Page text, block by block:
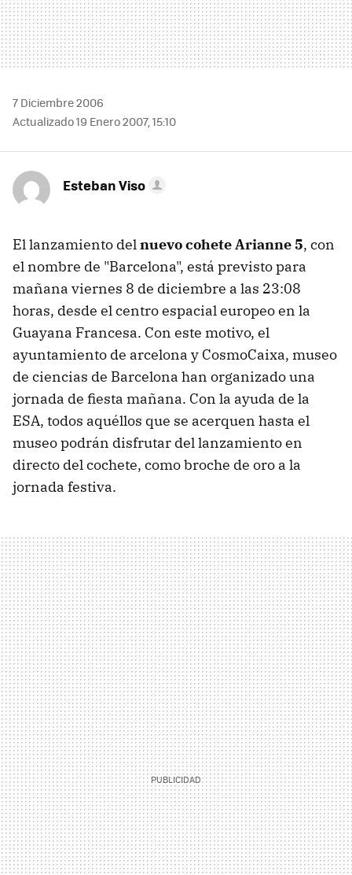
7 Diciembre 2006
Actualizado 19 Enero 2007, 15:10
Esteban Viso
El lanzamiento delnuevo cohete Arianne 5, con
el nombre de "Barcelona", está previsto para
mañana viernes 8 de diciembre a las 23:08
horas, desde el centro espacial europeo en la
Guayana Francesa. Con este motivo, el
ayuntamiento de arcelona y CosmoCaixa, museo
de ciencias de Barcelona han organizado una
jornada de fiesta mañana. Con la ayuda de la
ESA, todos aquéllos que se acerquen hasta el
museo podrán disfrutar del lanzamiento en
directo del cochete, como broche de oro a la
jornada festiva.